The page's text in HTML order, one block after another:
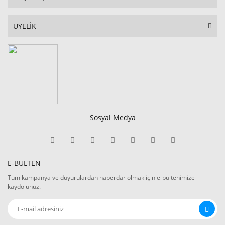
ÜYELİK
Sosyal Medya
E-BÜLTEN
Tüm kampanya ve duyurulardan haberdar olmak için e-bültenimize
kaydolunuz.